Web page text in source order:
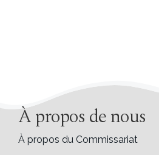
À propos de nous
À propos du Commissariat